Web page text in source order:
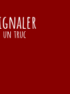
un truc